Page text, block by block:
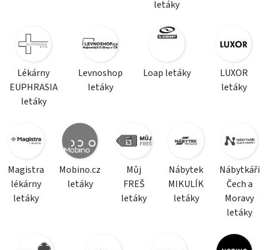
letáky
Lékárny
EUPHRASIA
letáky
Levnoshop
letáky
Loap letáky
LUXOR
letáky
Magistra
lékárny
letáky
Mobino.cz
letáky
Můj
FREŠ
letáky
Nábytek
MIKULÍK
letáky
Nábytkáři
Čech a
Moravy
letáky